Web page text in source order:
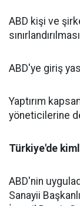
ABD kişi ve
ABD'ye giriş
Yaptırım
yöneticilerine
Türkiye'de
ABD'nin
Sanayii